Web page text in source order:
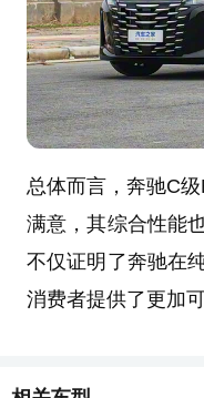
总体而言，奔驰C
满意，其综合性能
不仅证明了奔驰在
消费者提供了更加